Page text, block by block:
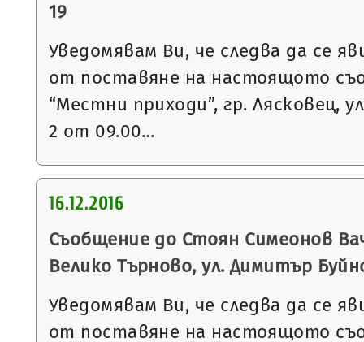
19
Уведомявам Ви, че следва да се
от поставяне на настоящото
“Местни приходи”, гр. Лясковец,
2 от 09.00…
16.12.2016
Съобщение до Стоян Симеонов
Велико Търново, ул. Димитър
Уведомявам Ви, че следва да се
от поставяне на настоящото